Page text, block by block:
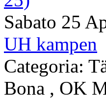
Sabato 25
UH kampen
Categoria:
Bona , OK